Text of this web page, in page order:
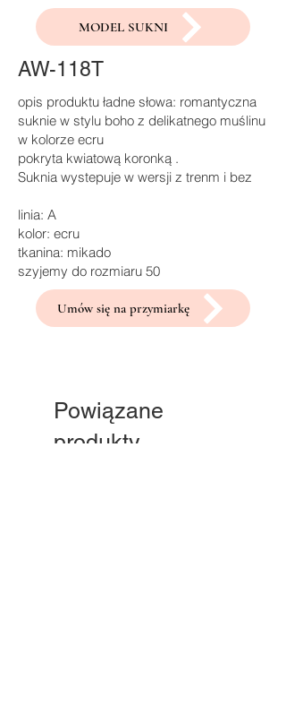
MODEL SUKNI
AW-118T
opis produktu ładne słowa: romantyczna
suknie w stylu boho z delikatnego muślinu
w kolorze ecru
pokryta kwiatową koronką .
Suknia wystepuje w wersji z trenm i bez
linia: A
kolor: ecru
tkanina: mikado
szyjemy do rozmiaru 50
Umów się na przymiarkę
Powiązane
produkty